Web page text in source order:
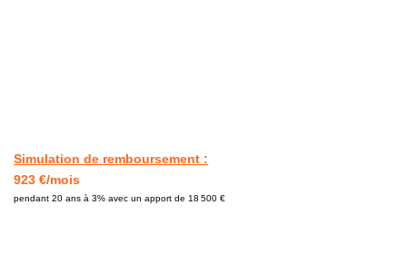
Simulation de remboursement :
923 €/mois
pendant 20 ans à 3% avec un apport de 18 500 €